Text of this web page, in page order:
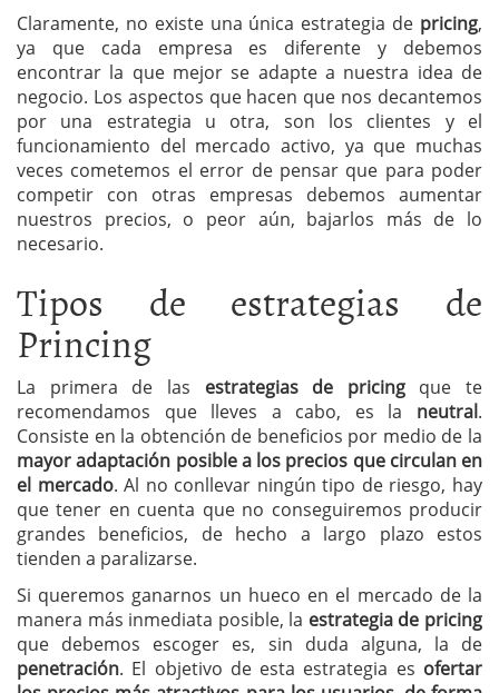
Claramente, no existe una única estrategia de pricing,
ya que cada empresa es diferente y debemos
encontrar la que mejor se adapte a nuestra idea de
negocio. Los aspectos que hacen que nos decantemos
por una estrategia u otra, son los clientes y el
funcionamiento del mercado activo, ya que muchas
veces cometemos el error de pensar que para poder
competir con otras empresas debemos aumentar
nuestros precios, o peor aún, bajarlos más de lo
necesario.
Tipos de estrategias de
Princing
La primera de las estrategias de pricingque te
recomendamos que lleves a cabo, es la neutral.
Consiste en la obtención de beneficios por medio de la
mayor adaptación posible a los precios que circulan en
el mercado. Al no conllevar ningún tipo de riesgo, hay
que tener en cuenta que no conseguiremos producir
grandes beneficios, de hecho a largo plazo estos
tienden a paralizarse.
Si queremos ganarnos un hueco en el mercado de la
manera más inmediata posible, la estrategia de pricing
que debemos escoger es, sin duda alguna, la de
penetración. El objetivo de esta estrategia es ofertar